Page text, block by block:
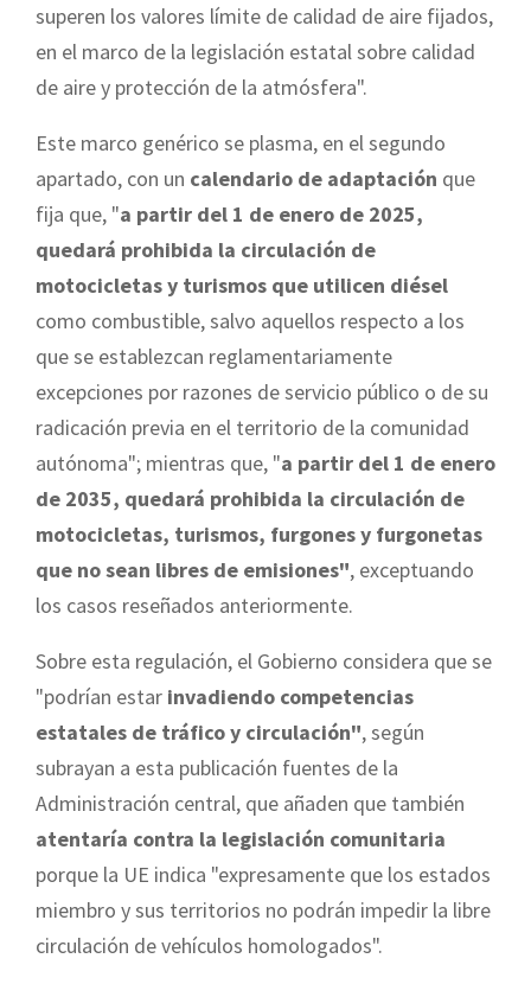
superen los valores límite de calidad de aire fijados,
en el marco de la legislación estatal sobre calidad
de aire y protección de la atmósfera".
Este marco genérico se plasma, en el segundo
apartado, con un calendario de adaptación que
fija que, "a partir del 1 de enero de 2025,
quedará prohibida la circulación de
motocicletas y turismos que utilicen diésel
como combustible, salvo aquellos respecto a los
que se establezcan reglamentariamente
excepciones por razones de servicio público o de su
radicación previa en el territorio de la comunidad
autónoma"; mientras que, "a partir del 1 de enero
de 2035, quedará prohibida la circulación de
motocicletas, turismos, furgones y furgonetas
que no sean libres de emisiones", exceptuando
los casos reseñados anteriormente.
Sobre esta regulación, el Gobierno considera que se
"podrían estar invadiendo competencias
estatales de tráfico y circulación", según
subrayan a esta publicación fuentes de la
Administración central, que añaden que también
atentaría contra la legislación comunitaria
porque la UE indica "expresamente que los estados
miembro y sus territorios no podrán impedir la libre
circulación de vehículos homologados".